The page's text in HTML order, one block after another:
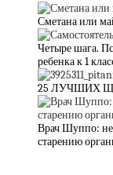
Сметана или
Четыре шага.
ребенка к 1
25 ЛУЧШИХ
Врач Шуппо:
старению